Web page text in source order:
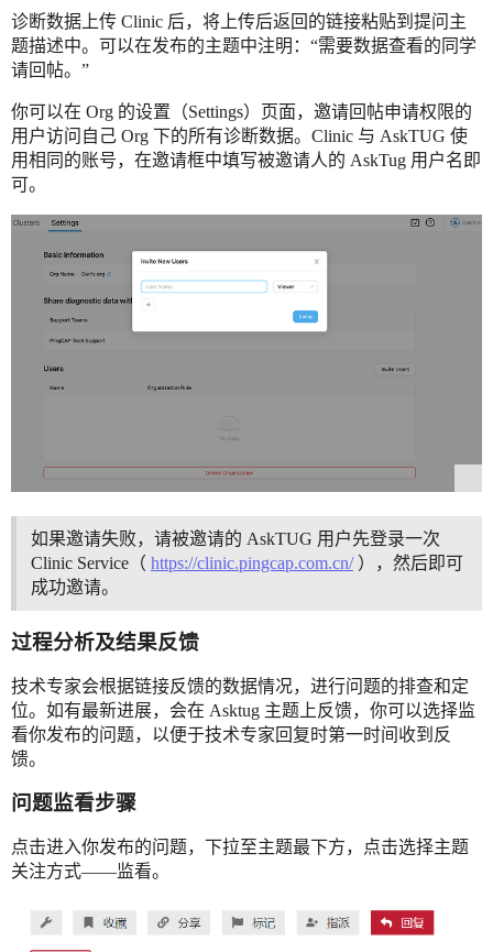
诊断数据上传 Clinic 后，将上传后返回的链接粘贴到提问主
题描述中。可以在发布的主题中注明：“需要数据查看的同学
请回帖。”
你可以在 Org 的设置（Settings）页面，邀请回帖申请权限的
用户访问自己 Org 下的所有诊断数据。Clinic 与 AskTUG 使
用相同的账号，在邀请框中填写被邀请人的 AskTug 用户名即
可。
如果邀请失败，请被邀请的 AskTUG 用户先登录一次
Clinic Service（ https://clinic.pingcap.com.cn/），然后即可
成功邀请。
过程分析及结果反馈
技术专家会根据链接反馈的数据情况，进行问题的排查和定
位。如有最新进展，会在 Asktug 主题上反馈，你可以选择监
看你发布的问题，以便于技术专家回复时第一时间收到反
馈。
问题监看步骤
点击进入你发布的问题，下拉至主题最下方，点击选择主题
关注方式——监看。